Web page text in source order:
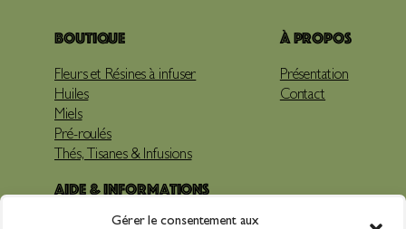
Gérer le consentement aux
Boutique
Fleurs et Résines à infuser
Huiles
Miels
Pré-roulés
Thés, Tisanes & Infusions
À propos
Présentation
Contact
Aide & Informations